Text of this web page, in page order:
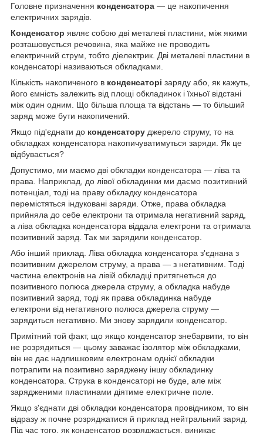
Головне призначення конденсатора — це накопичення
електричних зарядів.
Конденсатор являє собою дві металеві пластини, між якими
розташовується речовина, яка майже не проводить
електричний струм, тобто діелектрик. Дві металеві пластини в
конденсаторі називаються обкладками.
Кількість накопиченого в конденсаторі заряду або, як кажуть,
його ємність залежить від площі обкладинок і їхньої відстані
між один одним. Що більша площа та відстань — то більший
заряд може бути накопичений.
Якщо під'єднати до конденсатору джерело струму, то на
обкладках конденсатора накопичуватимуться заряди. Як це
відбувається?
Допустимо, ми маємо дві обкладки конденсатора — ліва та
права. Наприклад, до лівої обкладинки ми даємо позитивний
потенціал, тоді на праву обкладку конденсатора
перемістяться індуковані заряди. Отже, права обкладка
прийняла до себе електрони та отримала негативний заряд,
а ліва обкладка конденсатора віддала електрони та отримала
позитивний заряд. Так ми зарядили конденсатор.
Або інший приклад. Ліва обкладка конденсатора з'єднана з
позитивним джерелом струму, а права — з негативним. Тоді
частина електронів на лівій обкладці притягнеться до
позитивного полюса джерела струму, а обкладка набуде
позитивний заряд, тоді як права обкладинка набуде
електрони від негативного полюса джерела струму —
зарядиться негативно. Ми знову зарядили конденсатор.
Примітний той факт, що якщо конденсатор знебарвити, то він
не розрядиться — цьому заважає ізолятор між обкладками,
він не дає надлишковим електронам однієї обкладки
потрапити на позитивно заряджену іншу обкладинку
конденсатора. Струка в конденсаторі не буде, але між
зарядженими пластинами діятиме електричне поле.
Якщо з'єднати дві обкладки конденсатора провідником, то він
відразу ж почне розряджатися й приклад нейтральний заряд.
Під час того, як конденсатор розряджається, виникає